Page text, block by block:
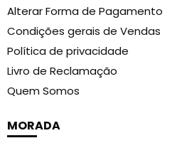
Alterar Forma de Pagamento
Condições gerais de Vendas
Política de privacidade
Livro de Reclamação
Quem Somos
MORADA